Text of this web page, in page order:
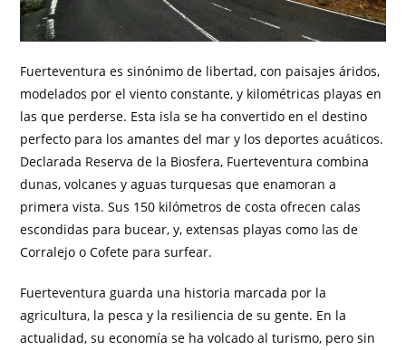
Fuerteventura es sinónimo de libertad, con paisajes áridos,
modelados por el viento constante, y kilométricas playas en
las que perderse. Esta isla se ha convertido en el destino
perfecto para los amantes del mar y los deportes acuáticos.
Declarada Reserva de la Biosfera, Fuerteventura combina
dunas, volcanes y aguas turquesas que enamoran a
primera vista. Sus 150 kilómetros de costa ofrecen calas
escondidas para bucear, y, extensas playas como las de
Corralejo o Cofete para surfear.
Fuerteventura guarda una historia marcada por la
agricultura, la pesca y la resiliencia de su gente. En la
actualidad, su economía se ha volcado al turismo, pero sin